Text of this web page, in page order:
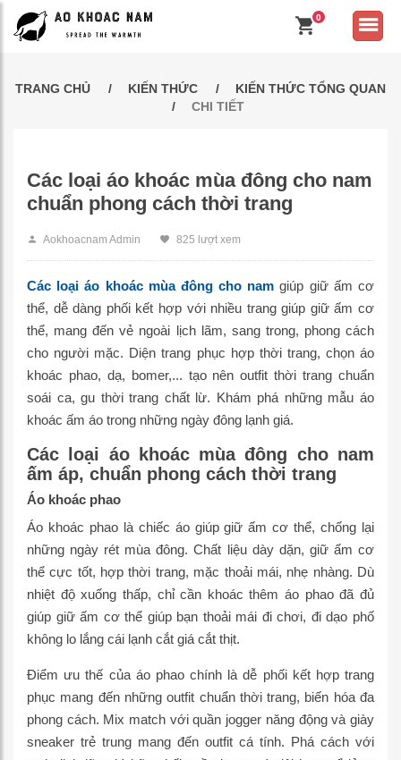
0
TRANG CHỦ KIẾN THỨC
KIẾN THỨC TỔNG QUAN
CHI TIẾT
Các loại áo khoác mùa đông cho nam
chuẩn phong cách thời trang
Aokhoacnam Admin 825 lượt xem
Các loại áo khoác mùa đông cho nam giúp giữ ấm cơ
thể, dễ dàng phối kết hợp với nhiều trang giúp giữ ấm cơ
thể, mang đến vẻ ngoài lịch lãm, sang trong, phong cách
cho người mặc. Diện trang phục hợp thời trang, chọn áo
khoác phao, dạ, bomer,... tạo nên outfit thời trang chuẩn
soái ca, gu thời trang chất lừ. Khám phá những mẫu áo
khoác ấm áo trong những ngày đông lạnh giá.
Các loại áo khoác mùa đông cho nam
ấm áp, chuẩn phong cách thời trang
Áo khoác phao
Áo khoác phao là chiếc áo giúp giữ ấm cơ thể, chống lại
những ngày rét mùa đông. Chất liệu dày dặn, giữ ấm cơ
thể cực tốt, hợp thời trang, mặc thoải mái, nhẹ nhàng. Dù
nhiệt độ xuống thấp, chỉ cần khoác thêm áo phao đã đủ
giúp giữ ấm cơ thể giúp bạn thoải mái đi chơi, đi dạo phố
không lo lắng cái lạnh cắt giá cắt thịt.
Điểm ưu thế của áo phao chính là dễ phối kết hợp trang
phục mang đến những outfit chuẩn thời trang, biến hóa đa
phong cách. Mix match với quần jogger năng động và giày
sneaker trẻ trung mang đến outfit cá tính. Phá cách với